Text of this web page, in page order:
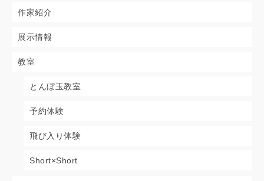
作家紹介
展示情報
教室
とんぼ玉教室
予約体験
飛び入り体験
Short×Short